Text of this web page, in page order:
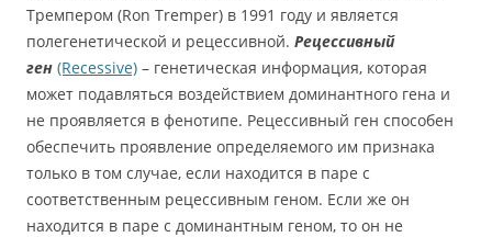
Тремпером (Ron Tremper) в 1991 году и является
полегенетической и рецессивной. Рецессивный
ген (Recessive) – генетическая информация, которая
может подавляться воздействием доминантного гена и
не проявляется в фенотипе. Рецессивный ген способен
обеспечить проявление определяемого им признака
только в том случае, если находится в паре с
соответственным рецессивным геном. Если же он
находится в паре с доминантным геном, то он не